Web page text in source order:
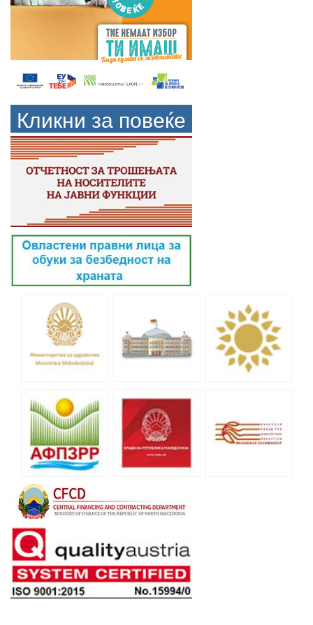
Кликни за повеќе